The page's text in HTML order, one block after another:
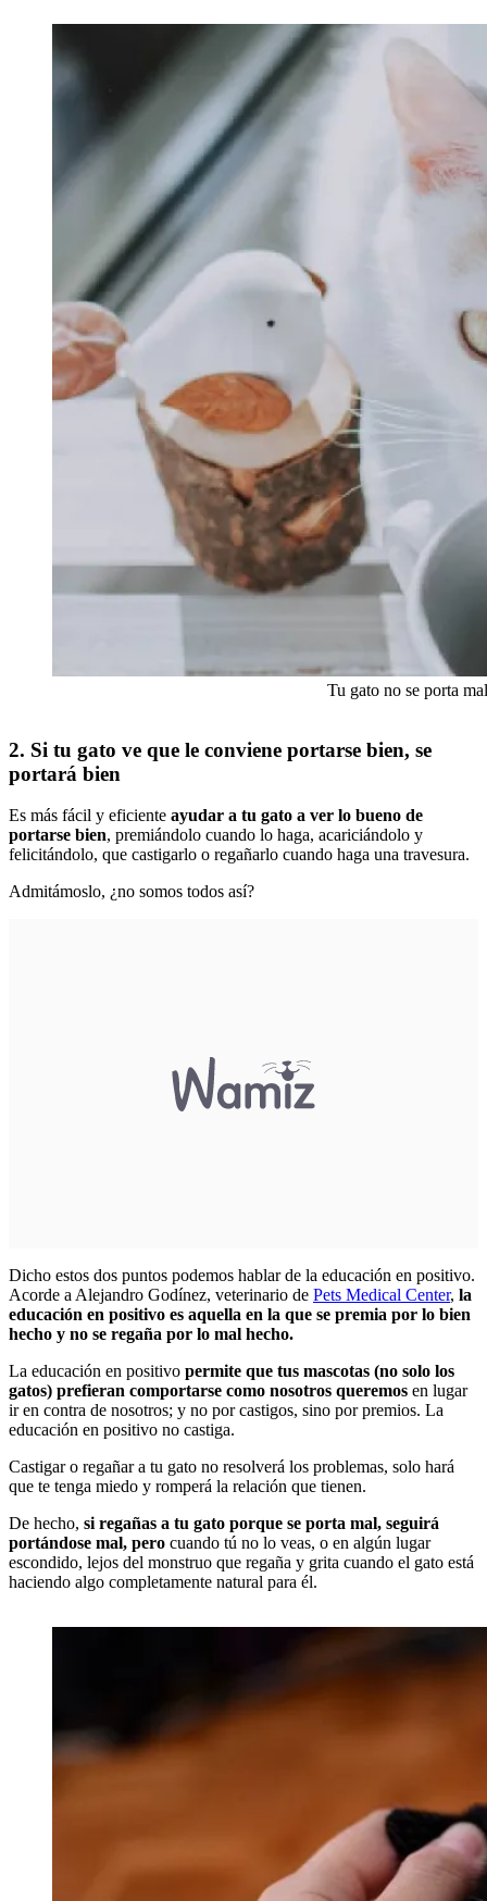
Tu gato no se porta
2. Si tu gato ve que le conviene portarse bien, se
portará bien
Es más fácil y eficiente ayudar a tu gato a ver lo bueno de
portarse bien, premiándolo cuando lo haga, acariciándolo y
felicitándolo, que castigarlo o regañarlo cuando haga una travesura.
Admitámoslo, ¿no somos todos así?
Dicho estos dos puntos podemos hablar de la educación en positivo.
Acorde a Alejandro Godínez, veterinario de Pets Medical Center, la
educación en positivo es aquella en la que se premia por lo bien
hecho y no se regaña por lo mal hecho.
La educación en positivo permite que tus mascotas (no solo los
gatos) prefieran comportarse como nosotros queremos en lugar
ir en contra de nosotros; y no por castigos, sino por premios. La
educación en positivo no castiga.
Castigar o regañar a tu gato no resolverá los problemas, solo hará
que te tenga miedo y romperá la relación que tienen.
De hecho, si regañas a tu gato porque se porta mal, seguirá
portándose mal, pero cuando tú no lo veas, o en algún lugar
escondido, lejos del monstruo que regaña y grita cuando el gato está
haciendo algo completamente natural para él.